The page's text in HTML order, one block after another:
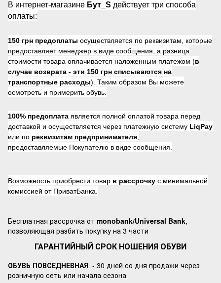
В интернет-магазине Бут_S действует три способа
оплаты:
150 грн предоплаты осуществляется по реквизитам, которые
предоставляет менеджер в виде сообщения, а разница
стоимости товара оплачивается наложенным платежом (в
случае возврата - эти 150 грн списываются на
транспортные расходы). Таким образом Вы можете
осмотреть и примерить обувь.
100% предоплата является полной оплатой товара перед
доставкой и осуществляется через платежную систему LiqPay
или по реквизитам предпринимателя
предоставляемые Покупателю в виде сообщения.
Возможность приобрести товар в рассрочку с минимальной
комиссией от ПриватБанка.
Бесплатная рассрочка от monobank/Universal Bank,
позволяющая разбить покупку на 3 части
ГАРАНТИЙНЫЙ СРОК НОШЕНИЯ ОБУВИ
ОБУВЬ ПОВСЕДНЕВНАЯ - 30 дней со дня продажи через
розничную сеть или начала сезона